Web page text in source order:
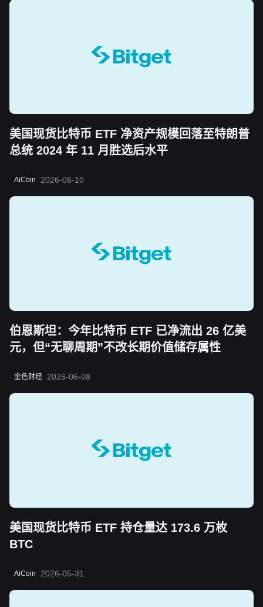
美国现货比特币 ETF 净资产规模回落至特朗普
总统 2024 年 11 月胜选后水平
AiCoin 2026-06-10
伯恩斯坦：今年比特币 ETF 已净流出 26 亿美
元，但“无聊周期”不改长期价值储存属性
金色财经 2026-06-08
美国现货比特币 ETF 持仓量达 173.6 万枚
BTC
AiCoin 2026-05-31